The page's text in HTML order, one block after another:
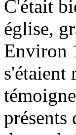
C'était
église,
Environ
s'étaient
présents